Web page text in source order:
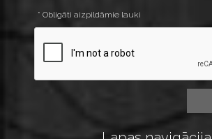
* Obligāti aizpildāmie lauki